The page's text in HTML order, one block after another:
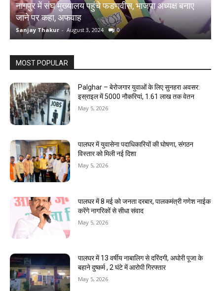
बनाए
हरियाणा विधानसभा चुनाव: भाजपा उतार सकती है
चेहरे
Sanjay Thakur - August 2, 2024
MOST POPULAR
Palghar – बेरोजगार युवाओं के लिए सुनहरा अवसर:
इस्राइल में 5000 नौकरियां, ₹1.61 लाख तक वेतन
May 5, 2026
पालघर में युवासेना पदाधिकारियों की घोषणा, संगठन
विस्तार को मिली नई दिशा
May 5, 2026
पालघर में 8 मई को जनता दरबार, पालकमंत्री गणेश नाईक
करेंगे नागरिकों से सीधा संवाद
May 5, 2026
पालघर में 13 वर्षीय नाबालिग से दरिंदगी, अघोरी पूजा के
बहाने दुष्कर्म , 2 घंटे में आरोपी गिरफ्तार
May 5, 2026